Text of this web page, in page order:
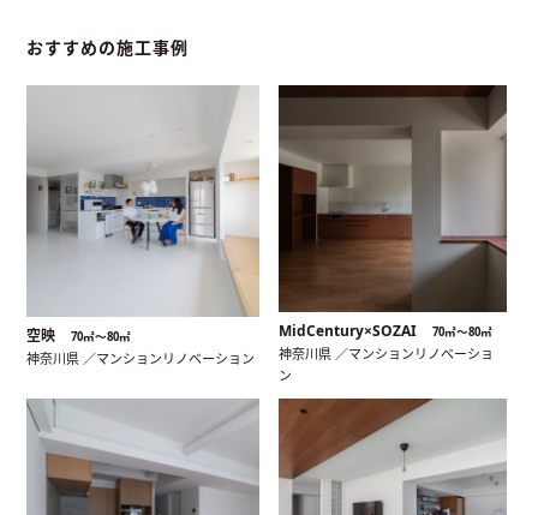
おすすめの施工事例
空映 70㎡〜80㎡
神奈川県 ／マンションリノベーション
MidCentury×SOZAI 70㎡〜80㎡
神奈川県 ／マンションリノベーショ
ン